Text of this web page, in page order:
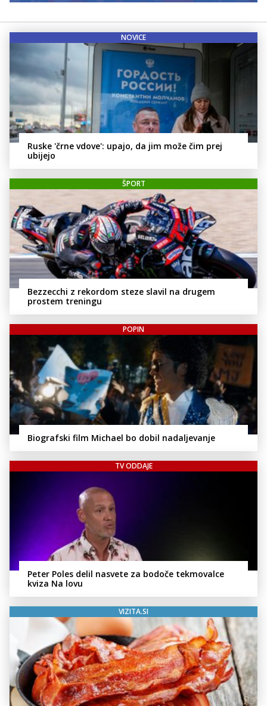
NOVICE
Ruske 'črne vdove': upajo, da jim može čim prej
ubijejo
ŠPORT
Bezzecchi z rekordom steze slavil na drugem
prostem treningu
POPIN
Biografski film Michael bo dobil nadaljevanje
TV ODDAJE
Peter Poles delil nasvete za bodoče tekmovalce
kviza Na lovu
VIZITA.SI